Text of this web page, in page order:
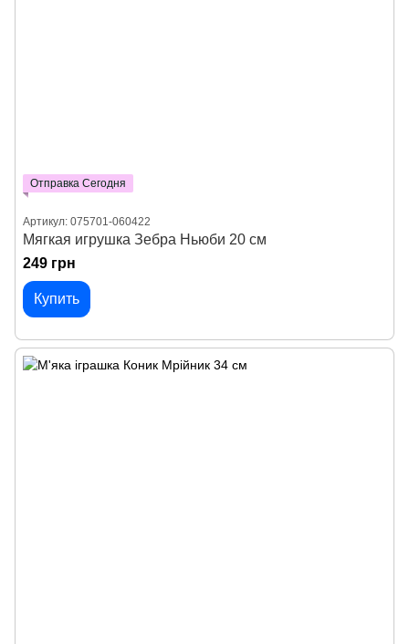
Отправка Сегодня
Артикул: 075701-060422
Мягкая игрушка Зебра Ньюби 20 см
249 грн
Купить